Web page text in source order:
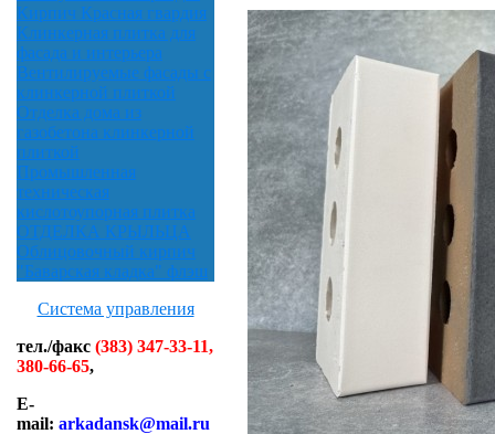
Кирпич Красная гвардия
Клинкерная плитка для
фасада и интерьера
Вентилируемые фасады с
клинкерной плиткой
Отделка дома из
газобетона клинкерной
плиткой
Промышленная
техническая
кислотоупорная плитка
ОТДЕЛКА КРЫЛЬЦА
Облицовочный кирпич
"Баварская кладка" флэш
Система управления
тел./факс (383) 347-33-11,
380-66-65,
E-
mail: arkadansk@mail.ru